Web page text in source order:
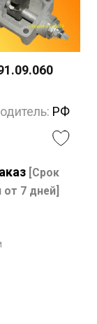
РФ
[Срок
от 7 дней]